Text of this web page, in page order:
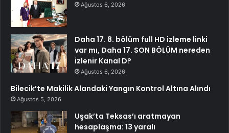
Ağustos 6, 2026
Daha 17. 8. bölüm full HD izleme linki
var mı, Daha 17. SON BÖLÜM nereden
izlenir Kanal D?
Ağustos 6, 2026
Bilecik’te Makilik Alandaki Yangın Kontrol Altına Alındı
Ağustos 5, 2026
Uşak’ta Teksas’ı aratmayan
hesaplaşma: 13 yaralı